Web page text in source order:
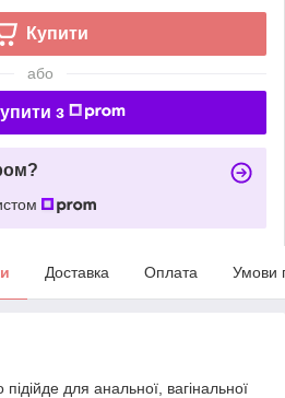
Купити
або
з
Доставка Оплата Умови
для анальної, вагінальної